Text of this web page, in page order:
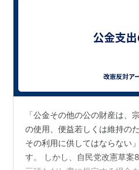
「公金その他の公の財産は、
の使用、便益若しくは維持の
その利用に供してはならない
す。 しかし、自民党改憲草案